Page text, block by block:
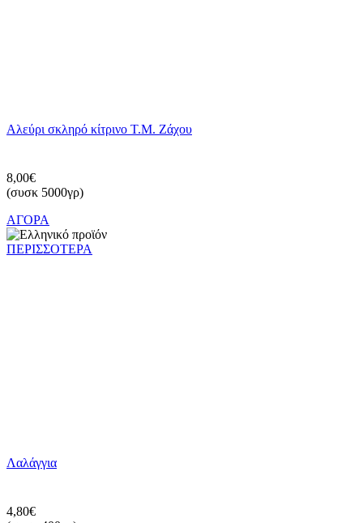
Αλεύρι σκληρό κίτρινο Τ.Μ. Ζάχου
8,00€
(συσκ 5000γρ)
ΑΓΟΡΑ
ΠΕΡΙΣΣΟΤΕΡΑ
Λαλάγγια
4,80€